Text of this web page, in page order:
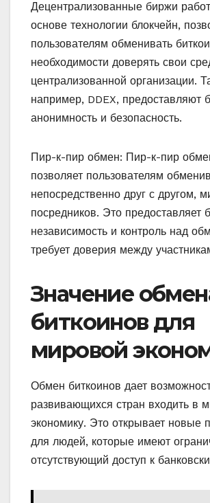
Децентрализованные биржи
основе технологии блокчейн,
пользователям обменивать
необходимости доверять свои
централизованной организации.
например, DDEX, предоставляют
анонимность и безопасность.
Пир-к-пир обмен: Пир-к-пир
позволяет пользователям
непосредственно друг с другом,
посредников. Это предоставляет
независимость и контроль над
требует доверия между
Значение
биткоинов для
мировой
Обмен биткоинов дает
развивающихся стран входить в
экономику. Это открывает новые
для людей, которые имеют
отсутствующий доступ к